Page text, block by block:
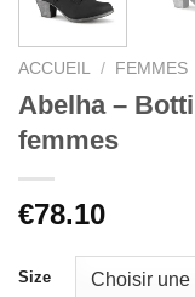
ACCUEIL / FEMMES
Abelha –
femmes
€78.10
Size